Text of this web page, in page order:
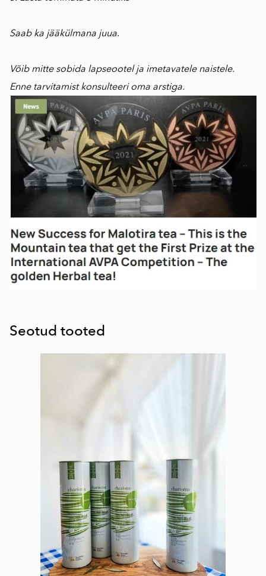
Saab ka jääkülmana juua.
Võib mitte sobida lapseootel ja imetavatele naistele.
Enne tarvitamist konsulteeri oma arstiga.
Seotud tooted